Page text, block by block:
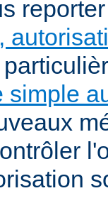
simple